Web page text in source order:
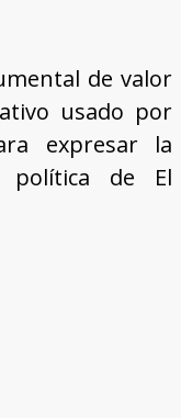
de valor
usado por
expresar la
política de El